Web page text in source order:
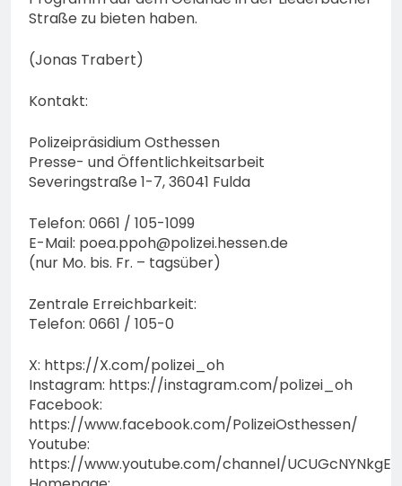
Straße zu bieten haben.
(Jonas Trabert)
Kontakt:
Polizeipräsidium Osthessen
Presse- und Öffentlichkeitsarbeit
Severingstraße 1-7, 36041 Fulda
Telefon: 0661 / 105-1099
E-Mail: poea.ppoh@polizei.hessen.de
(nur Mo. bis. Fr. – tagsüber)
Zentrale Erreichbarkeit:
Telefon: 0661 / 105-0
X: https://X.com/polizei_oh
Instagram: https://instagram.com/polizei_oh
Facebook:
https://www.facebook.com/PolizeiOsthessen/
Youtube:
https://www.youtube.com/channel/